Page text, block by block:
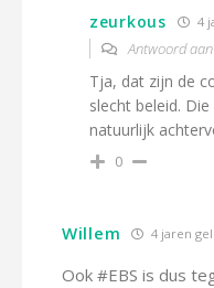
zeurkous 4
Antwoord aan
Tja, dat zijn de
slecht beleid. Die
natuurlijk
0
Willem 4 jaren
Ook #EBS is dus